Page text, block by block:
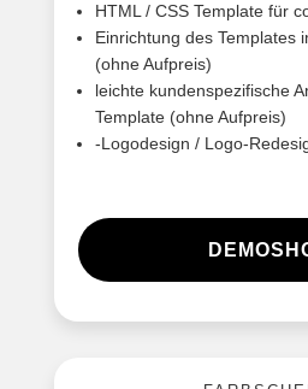
HTML / CSS Template für
Einrichtung des Templates
(ohne Aufpreis)
leichte kundenspezifische
Template (ohne Aufpreis)
-Logodesign / Logo-